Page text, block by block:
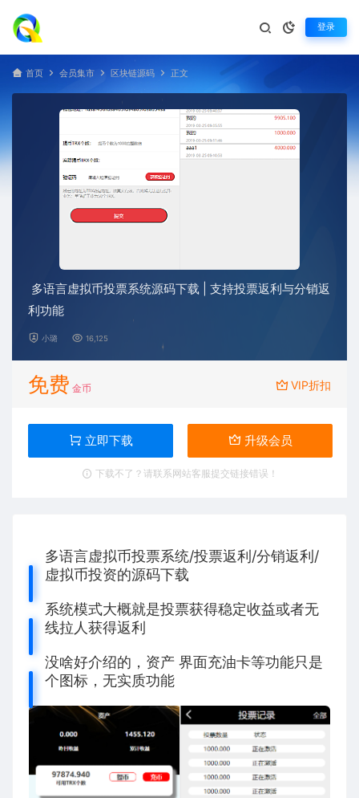
登录
首页 会员集市 区块链源码 正文
多语言虚拟币投票系统源码下载 | 支持投票返利与分销返
利功能
小璐 16,125
免费 金币 VIP折扣
立即下载 升级会员
下载不了？请联系网站客服提交链接错误！
多语言虚拟币投票系统/投票返利/分销返利/
虚拟币投资的源码下载
系统模式大概就是投票获得稳定收益或者无
线拉人获得返利
没啥好介绍的，资产 界面充油卡等功能只是
个图标，无实质功能